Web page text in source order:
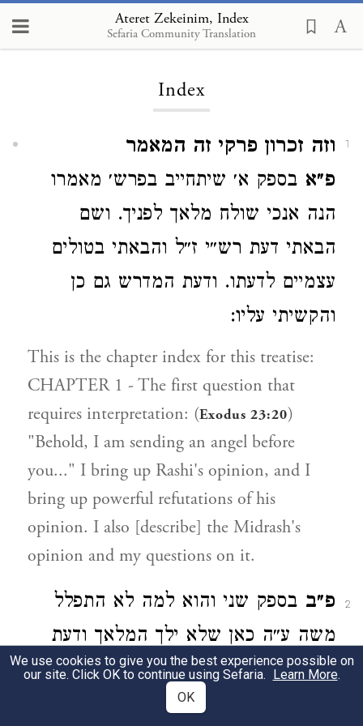
Ateret Zekeinim, Index
Sefaria Community Translation
Loading...
Index
1
וזה זכרון פרקי זה המאמר
פ״א בספק א׳ שיתחייב בפרש׳ מאמרו
הנה אנכי שולח מלאך לפניך. ושם
הבאתי דעת רש״י ז״ל והבאתי בטולים
עצמיים לדעתו. ודעת המדרש גם כן
והקשיתי עליו:
This is the chapter index for this treatise:
CHAPTER 1 - The first question that
requires interpretation: (Exodus 23:20)
"Behold, I am sending an angel before
you..." I bring up Rashi's opinion, and I
bring up powerful refutations of his
opinion. I also [describe] the Midrash's
opinion and my questions on it.
2 פ״ב בספק שני והוא למה לא התפלל
משה ע״ה כאן שלא ילך המלאך ודעת
הרא״בע והרמ״בן בתשובתו. ודעת הר״ן
ג״כ וספקות עצמיים לדעתם:
We use cookies to give you the best experience possible on
our site. Click OK to continue using Sefaria. Learn More.
OK